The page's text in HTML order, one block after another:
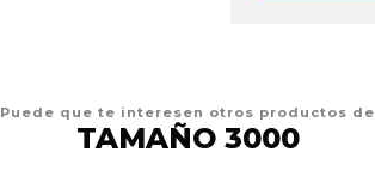
Puede que te interesen otros productos de
TAMAÑO 3000